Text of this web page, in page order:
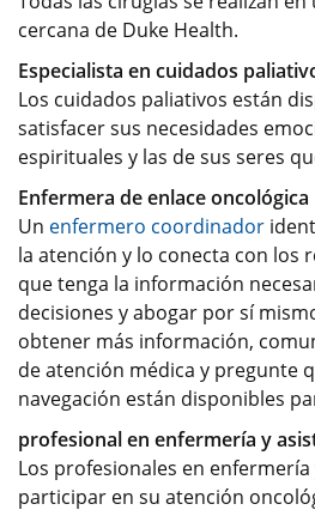
cercana de Duke Health.
Especialista en cuidados
Los cuidados paliativos están
satisfacer sus necesidades
espirituales y las de sus seres
Enfermera de enlace oncológica
Un enfermero coordinador
la atención y lo conecta con los
que tenga la información
decisiones y abogar por sí
obtener más información,
de atención médica y pregunte
navegación están disponibles
profesional en enfermería y
Los profesionales en
participar en su atención